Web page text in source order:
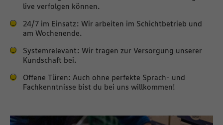
live verfolgen können.
24/7 im Einsatz: Wir arbeiten im Schichtbetrieb und
am Wochenende.
Systemrelevant: Wir tragen zur Versorgung unserer
Kundschaft bei.
Offene Türen: Auch ohne perfekte Sprach- und
Fachkenntnisse bist du bei uns willkommen!